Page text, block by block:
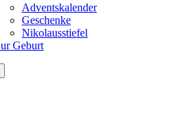
Adventskalender
Geschenke
Nikolausstiefel
Geburt